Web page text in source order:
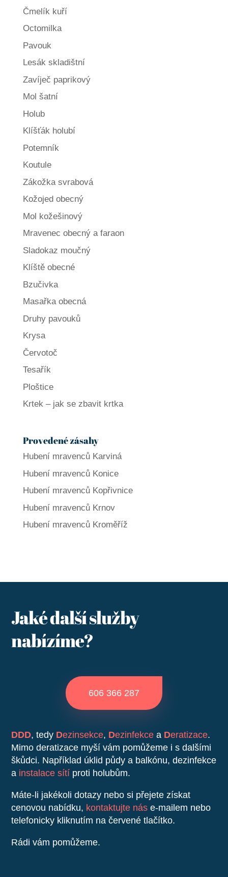
Čmelík kuří
Octomilka
Pavouk
Lesák skladištní
Zavíječ paprikový
Mol šatní
Holub
Klíšťák holubí
Potemník
Koutule
Zákožka svrabová
Kožojed obecný
Mol kožešinový
Mravenec obecný a faraon
Sladokaz moučný
Klíště obecné
Bzučivka
Masařka obecná
Druhy pavouků
Krysa
Červotoč
Tesařík
Ploštice
Krtek – jak se zbavit krtka
Provedené zásahy
Hubení mravenců Karviná
Hubení mravenců Konice
Hubení mravenců Kopřivnice
Hubení mravenců Krnov
Hubení mravenců Kroměříž
Jaké další služby
nabízíme?
606 366 287
DDD, tedy Dezinsekce, Dezinfekce a Deratizace.
Mimo deratizace myší vám pomůžeme i s dalšími
škůdci. Například úklid půdy a balkónu, dezinfekce
a instalace sítí proti holubům.
Máte-li jakékoli dotazy nebo si přejete získat
cenovou nabídku, kontaktujte nás e-mailem nebo
telefonicky kliknutím na červené tlačítko.
Rádi vám pomůžeme.